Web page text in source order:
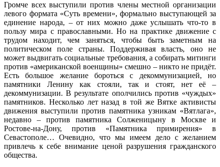
Громче всех выступили против члены местной организации
левого формата «Суть времени», формально выступающей за
единение народа, – от них можно даже услышать что-то в
пользу мира с православными. Но на практике движение с
трудом находит, чем заняться, чтобы быть заметным на
политическом поле страны. Поддерживая власть, оно не
может выдвигать социальные требования, а собирать митинги
против «американской военщины» смешно – никто не придёт.
Есть большое желание бороться с декоммунизацией, но
памятники Ленину как стояли, так и стоят, нет её –
декоммунизации. В результате ополчились против «чуждых»
памятников. Несколько лет назад в той же Вятке активисты
движения выступили против памятника узникам «Вятлага»,
недавно – против памятника Солженицыну в Москве и
Ростове-на-Дону, против «Памятника примирения» в
Севастополе… Очевидно, что мы имеем дело с желанием
привлечь к себе внимание ценой разрушения гражданского
общества.